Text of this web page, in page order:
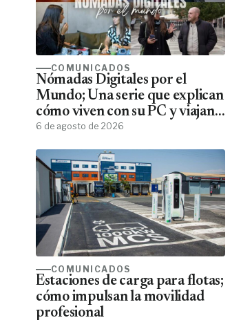
COMUNICADOS
Nómadas Digitales por el
Mundo; Una serie que explican
cómo viven con su PC y viajan
por el mundo
6 de agosto de 2026
COMUNICADOS
Estaciones de carga para flotas;
cómo impulsan la movilidad
profesional